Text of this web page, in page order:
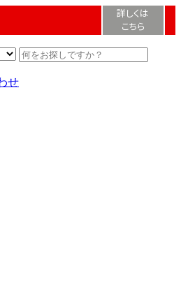
詳しくは
こちら